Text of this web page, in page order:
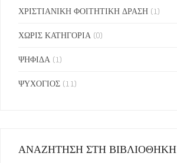
ΧΡΙΣΤΙΑΝΙΚΗ ΦΟΙΤΗΤΙΚΗ ΔΡΑΣΗ (1)
ΧΩΡΙΣ ΚΑΤΗΓΟΡΙΑ (0)
ΨΗΦΙΔΑ (1)
ΨΥΧΟΓΙΟΣ (11)
ΑΝΑΖΗΤΗΣΗ ΣΤΗ ΒΙΒΛΙΟΘΗΚΗ